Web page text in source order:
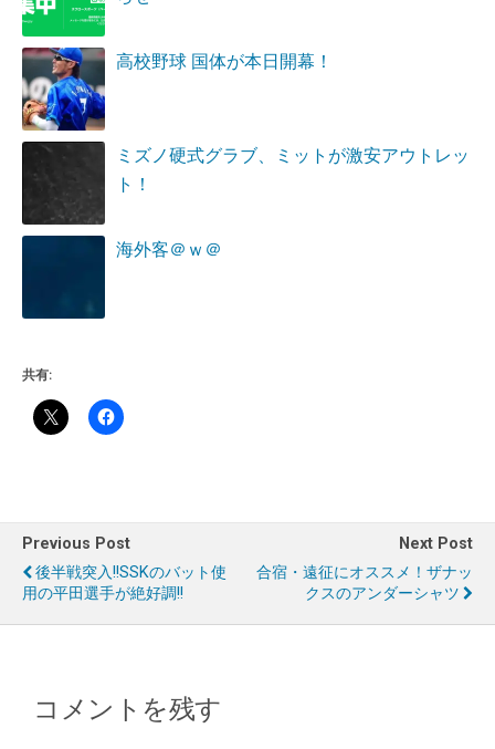
高校野球 国体が本日開幕！
ミズノ硬式グラブ、ミットが激安アウトレッ
ト！
海外客＠ｗ＠
共有:
Previous Post
後半戦突入!!SSKのバット使
用の平田選手が絶好調!!
Next Post
合宿・遠征にオススメ！ザナッ
クスのアンダーシャツ
コメントを残す